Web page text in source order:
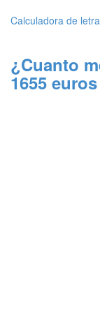
Calculadora de
¿Cuanto
1655